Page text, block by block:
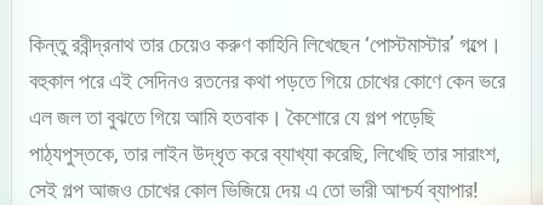
কিন্তু রবীন্দ্রনাথ তার চেয়েও করুণ কাহিনি লিখেছেন ‘পোস্টমাস্টার’ গল্পে।
বহুকাল পরে এই সেদিনও রতনের কথা পড়তে গিয়ে চোখের কোণে কেন ভরে
এল জল তা বুঝতে গিয়ে আমি হতবাক। কৈশোরে যে গল্প পড়েছি
পাঠ্যপুস্তকে, তার লাইন উদ্ধৃত করে ব্যাখ্যা করেছি, লিখেছি তার সারাংশ,
সেই গল্প আজও চোখের কোল ভিজিয়ে দেয় এ তো ভারী আশ্চর্য ব্যাপার!